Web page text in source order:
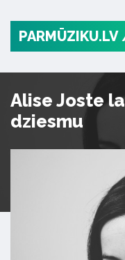
PARMŪZIKU.LV
Alise Joste
dziesmu